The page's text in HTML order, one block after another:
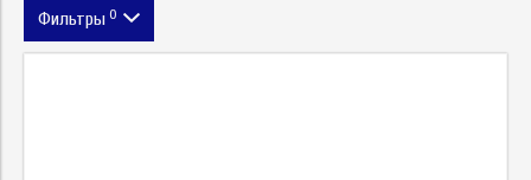
Фильтры 0